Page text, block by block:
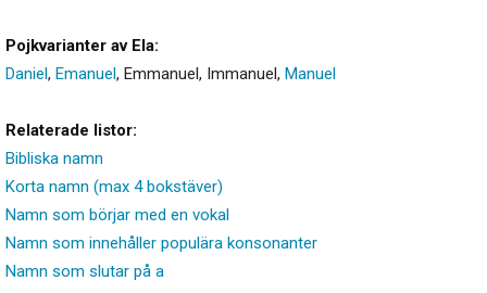
Pojkvarianter av Ela:
Daniel, Emanuel, Emmanuel, Immanuel, Manuel
Relaterade listor:
Bibliska namn
Korta namn (max 4 bokstäver)
Namn som börjar med en vokal
Namn som innehåller populära konsonanter
Namn som slutar på a